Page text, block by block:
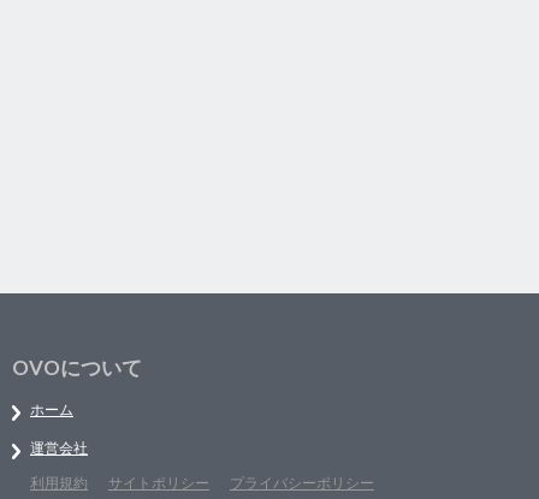
OVOについて
ホーム
運営会社
利用規約
サイトポリシー プライバシーポリシー